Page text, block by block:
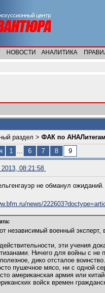
НОВОСТИ АНАЛИТИКА
раздел > ФАК по АНАЛитегам
1 ... 6 7 8 9
08:21:58
не обманул ожиданий.
news/
независимый военный эксперт,
эти учения
Ничего для войны с не
дико отсталое
пушечное мясо, ни с одной
американская армия или
войск времен